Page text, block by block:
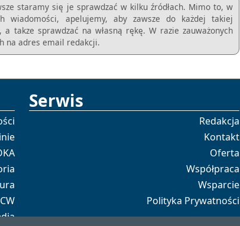
staramy się je sprawdzać w kilku źródłach. Mimo to, w
wiadomości, apelujemy, aby zawsze do każdej takiej
takze sprawdzać na własną rękę. W razie zauważonych
na adres email redakcji.
Serwis
Redakcja
Kontakt
Oferta
Współpraca
Wsparcie
Polityka Prywatności